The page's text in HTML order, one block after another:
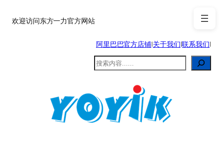
至欢迎访问东方一力官方网站
阿里巴巴官方店铺|关于我们|联系我们|
搜
索